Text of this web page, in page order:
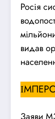
Росія
видав